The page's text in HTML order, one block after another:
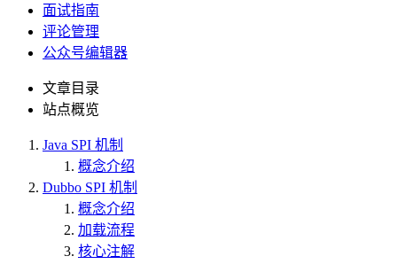
面试指南
评论管理
公众号编辑器
文章目录
站点概览
Java SPI 机制
概念介绍
Dubbo SPI 机制
概念介绍
加载流程
核心注解